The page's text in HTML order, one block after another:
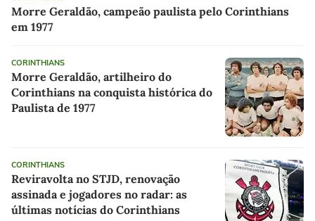
Morre Geraldão, campeão paulista pelo Corinthians
em 1977
CORINTHIANS
Morre Geraldão, artilheiro do
Corinthians na conquista histórica do
Paulista de 1977
CORINTHIANS
Reviravolta no STJD, renovação
assinada e jogadores no radar: as
últimas notícias do Corinthians